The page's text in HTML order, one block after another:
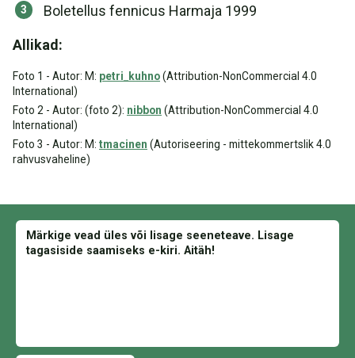
Boletellus fennicus Harmaja 1999
Allikad:
Foto 1 - Autor: M: petri_kuhno(Attribution-NonCommercial 4.0
International)
Foto 2 - Autor: (foto 2): nibbon (Attribution-NonCommercial 4.0
International)
Foto 3 - Autor: M: tmacinen (Autoriseering - mittekommertslik 4.0
rahvusvaheline)